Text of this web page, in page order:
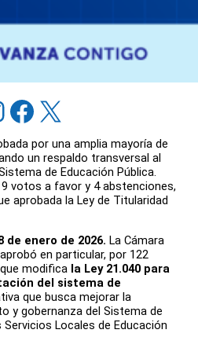
Facebook X
por una amplia mayoría de
un respaldo transversal al
de Educación Pública.
votos a favor y 4 abstenciones,
aprobada la Ley de Titularidad
enero de 2026. La Cámara
en particular, por 122
modifica la Ley 21.040 para
del sistema de
que busca mejorar la
y gobernanza del Sistema de
Locales de Educación